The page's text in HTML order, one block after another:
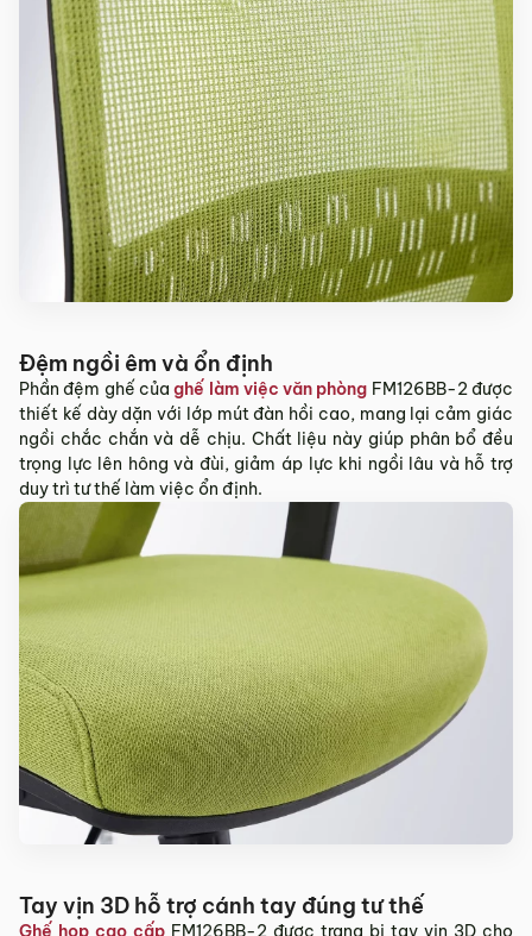
Đệm ngồi êm và ổn định
Phần đệm ghế củaghế làm việc văn phòng FM126BB-2 được
thiết kế dày dặn với lớp mút đàn hồi cao, mang lại cảm giác
ngồi chắc chắn và dễ chịu. Chất liệu này giúp phân bổ đều
trọng lực lên hông và đùi, giảm áp lực khi ngồi lâu và hỗ trợ
duy trì tư thế làm việc ổn định.
Tay vịn 3D hỗ trợ cánh tay đúng tư thế
Ghế họp cao cấp FM126BB-2 được trang bị tay vịn 3D cho
Hotline:0942 902 468(Call, Zalo)
Email: info@mychair.vn